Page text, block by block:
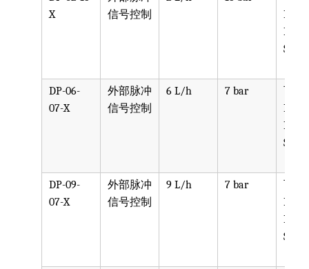
X
信号控制
PPV,
PVDF,
SST,
DP-06-
07-X
外部脉冲
信号控制
6 L/h 7 bar
可选
PPV,
PVDF,
SST,
DP-09-
07-X
外部脉冲
信号控制
9 L/h 7 bar
可选
PPV,
PVDF,
SST,